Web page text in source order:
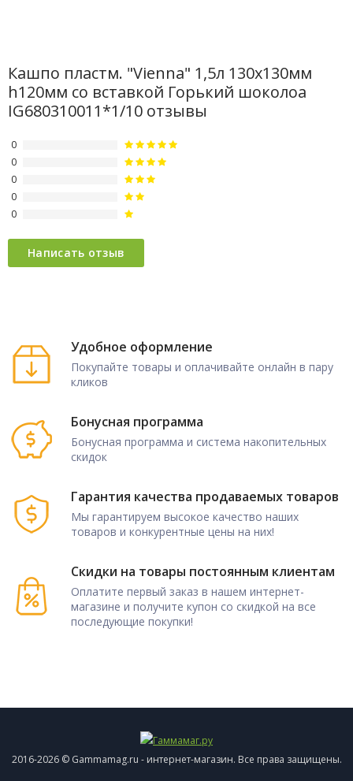
Кашпо пластм. "Vienna" 1,5л 130х130мм
h120мм со вставкой Горький шоколоа
IG680310011*1/10 отзывы
0
0
0
0
0
Удобное оформление
Покупайте товары и оплачивайте онлайн в пару
кликов
Бонусная программа
Бонусная программа и система накопительных
скидок
Гарантия качества продаваемых товаров
Мы гарантируем высокое качество наших
товаров и конкурентные цены на них!
Скидки на товары постоянным клиентам
Оплатите первый заказ в нашем интернет-
магазине и получите купон со скидкой на все
последующие покупки!
2016-2026 © Gammamag.ru - интернет-магазин. Все права защищены.